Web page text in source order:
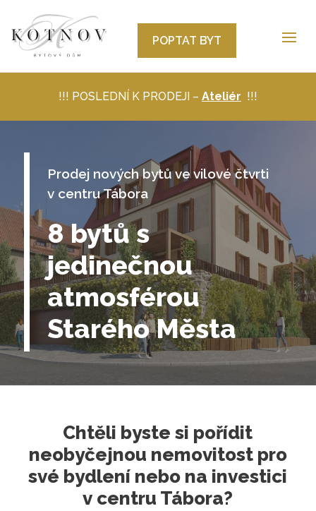
POPTAT BYT
!!! POSLEDNÍ K PRODEJI – Ateliér !!!
Prodej nových bytů ve vilové čtvrti
v centru Tábora
8 bytů s
jedinečnou
atmosférou
Starého Města
Chtěli byste si pořídit
neobyčejnou nemovitost pro
své bydlení nebo na investici
v centru Tábora?